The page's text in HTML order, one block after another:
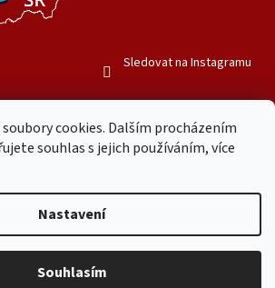
cookies. Dalším procházením
souhlas s jejich používáním, více
Nastavení
Souhlasím
Sledovat na Instagramu
Bull. Všechna práva vyhrazena.Upravit
nastavení cookies